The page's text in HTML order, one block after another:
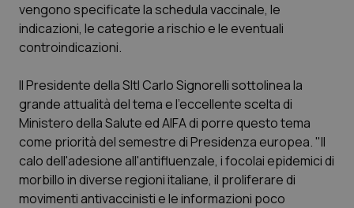
Lombardia
Marche
Molise
Piemonte
Provincia Autonoma di Bolzano
Dolore
Donna & Salute
Epatiti
HIV
Infezioni & Febbre
vengono specificate la schedula vaccinale, le
indicazioni, le categorie a rischio e le eventuali
controindicazioni.
Il Presidente della SItI Carlo Signorelli sottolinea la
grande attualità del tema e l'eccellente scelta di
Ministero della Salute ed AIFA di porre questo tema
come priorità del semestre di Presidenza europea. "Il
calo dell'adesione all'antifluenzale, i focolai epidemici di
morbillo in diverse regioni italiane, il proliferare di
movimenti antivaccinisti e le informazioni poco